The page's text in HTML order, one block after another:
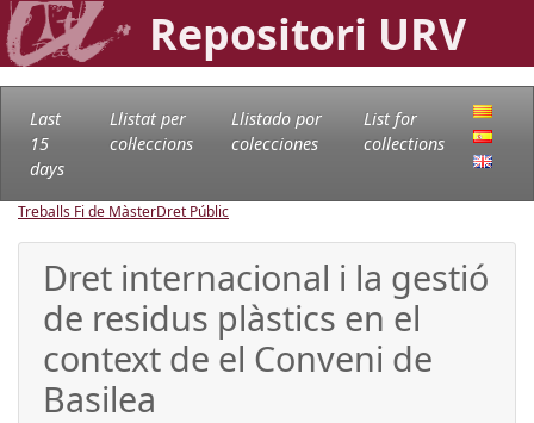
Repositori URV
Last
15
days
Llistat per
col·leccions
Llistado por
colecciones
List for
collections
Treballs Fi de MàsterDret Públic
Dret internacional i la gestió
de residus plàstics en el
context de el Conveni de
Basilea